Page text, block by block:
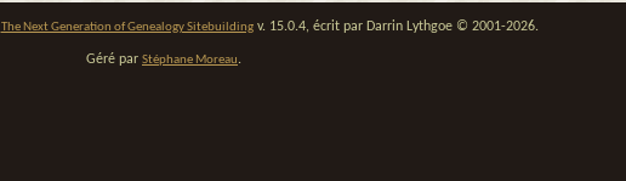
The Next Generation of Genealogy Sitebuildingv. 15.0.4, écrit par Darrin Lythgoe © 2001-2026.
Géré par Stéphane Moreau.